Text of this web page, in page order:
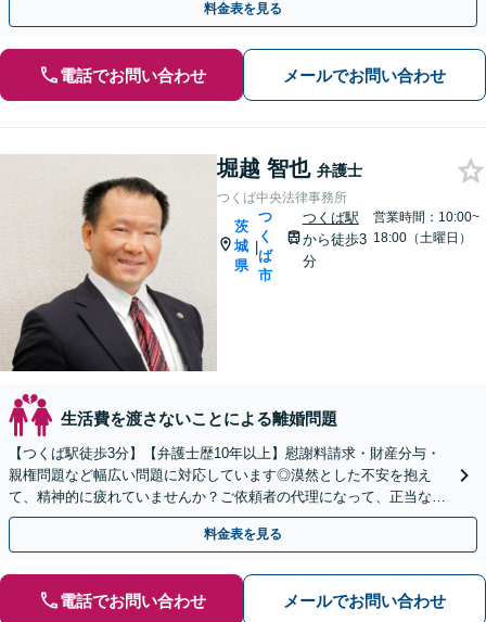
料金表を見る
電話でお問い合わせ メールでお問い合わせ
堀越 智也 弁護士
つくば中央法律事務所
茨
城
県
|
つ
く
ば
市
つくば駅
から徒歩3
分
営業時間：10:00~
18:00（土曜日）
生活費を渡さないことによる離婚問題
【つくば駅徒歩3分】【弁護士歴10年以上】慰謝料請求・財産分与・
親権問題など幅広い問題に対応しています◎漠然とした不安を抱え
て、精神的に疲れていませんか？ご依頼者の代理になって、正当な権
利を主張します【夜間・休日の相談可能】
料金表を見る
電話でお問い合わせ メールでお問い合わせ